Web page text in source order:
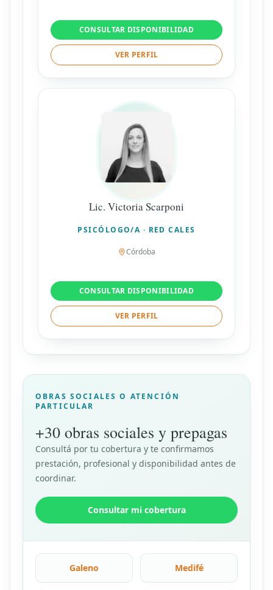
CONSULTAR DISPONIBILIDAD
VER PERFIL
Lic. Victoria Scarponi
PSICÓLOGO/A · RED CALES
Córdoba
CONSULTAR DISPONIBILIDAD
VER PERFIL
OBRAS SOCIALES O ATENCIÓN
PARTICULAR
+30 obras sociales y prepagas
Consultá por tu cobertura y te confirmamos
prestación, profesional y disponibilidad antes de
coordinar.
Consultar mi cobertura
Galeno Medifé